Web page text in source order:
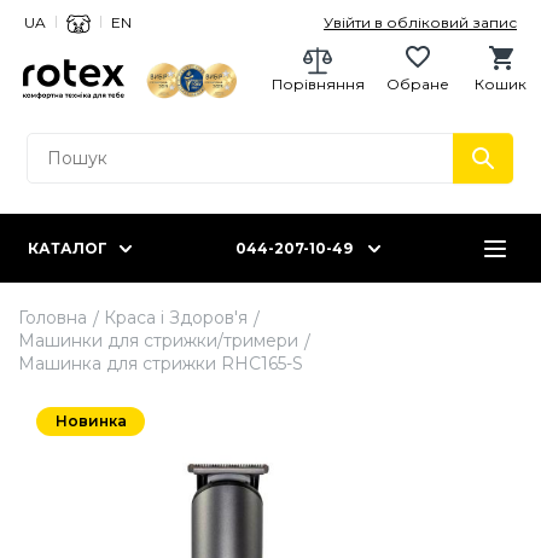
UA EN Увійти в обліковий запис
Кошик
Обране
Порівняння
КАТАЛОГ 044-207-10-49
Головна
Краса і Здоров'я
Машинки для стрижки/тримери
Машинка для стрижки RHC165-S
Новинка